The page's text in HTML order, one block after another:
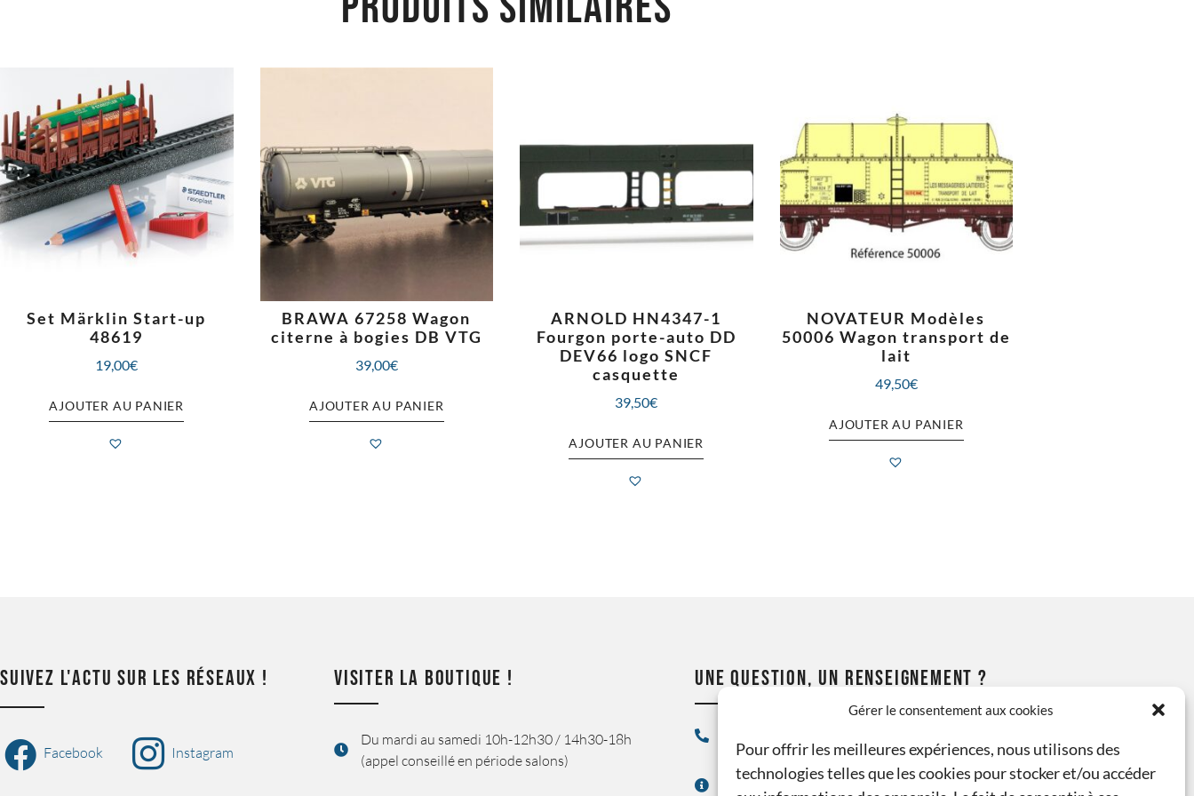
Gérer le consentement aux cookies
Pour offrir les meilleures expériences, nous utilisons des
technologies telles que les cookies pour stocker et/ou accéder
Set Märklin Start-up
48619
19,00€
AJOUTER AU PANIER
BRAWA 67258 Wagon
citerne à bogies DB VTG
39,00€
AJOUTER AU PANIER
ARNOLD HN4347-1
Fourgon porte-auto DD
DEV66 logo SNCF
casquette
39,50€
AJOUTER AU PANIER
NOVATEUR Modèles
50006 Wagon transport de
lait
49,50€
AJOUTER AU PANIER
SUIVEZ L'ACTU SUR LES RÉSEAUX !
Facebook Instagram
VISITER LA BOUTIQUE !
Du mardi au samedi 10h-12h30 / 14h30-18h
(appel conseillé en période salons)
UNE QUESTION, UN RENSEIGNEMENT ?
contact@ducasse-modelisme.com